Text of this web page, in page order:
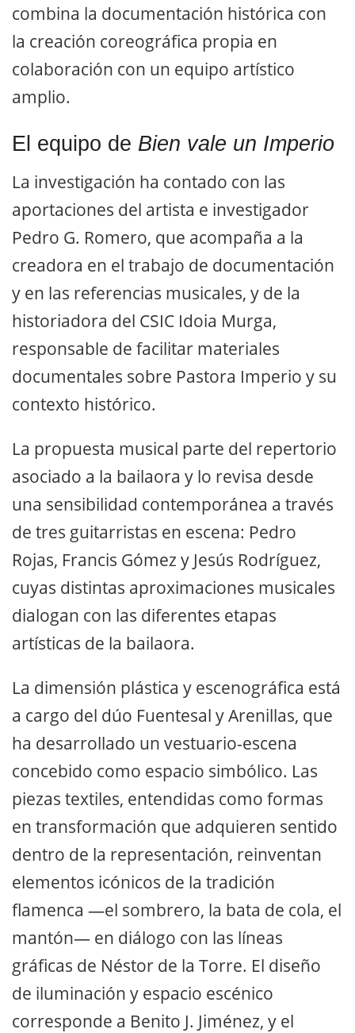
combina la documentación histórica con
la creación coreográfica propia en
colaboración con un equipo artístico
amplio.
El equipo de Bien vale un Imperio
La investigación ha contado con las
aportaciones del artista e investigador
Pedro G. Romero, que acompaña a la
creadora en el trabajo de documentación
y en las referencias musicales, y de la
historiadora del CSIC Idoia Murga,
responsable de facilitar materiales
documentales sobre Pastora Imperio y su
contexto histórico.
La propuesta musical parte del repertorio
asociado a la bailaora y lo revisa desde
una sensibilidad contemporánea a través
de tres guitarristas en escena: Pedro
Rojas, Francis Gómez y Jesús Rodríguez,
cuyas distintas aproximaciones musicales
dialogan con las diferentes etapas
artísticas de la bailaora.
La dimensión plástica y escenográfica está
a cargo del dúo Fuentesal y Arenillas, que
ha desarrollado un vestuario-escena
concebido como espacio simbólico. Las
piezas textiles, entendidas como formas
en transformación que adquieren sentido
dentro de la representación, reinventan
elementos icónicos de la tradición
flamenca —el sombrero, la bata de cola, el
mantón— en diálogo con las líneas
gráficas de Néstor de la Torre. El diseño
de iluminación y espacio escénico
corresponde a Benito J. Jiménez, y el